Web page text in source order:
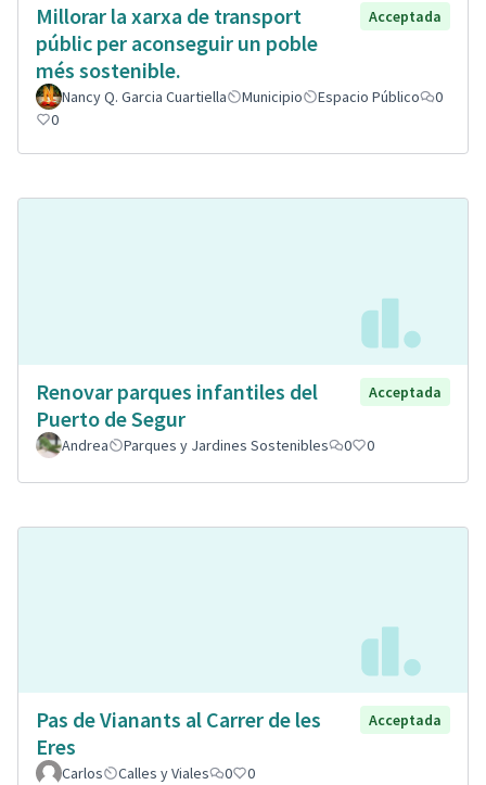
Millorar la xarxa de transport
públic per aconseguir un poble
més sostenible.
Acceptada
Nancy Q. Garcia Cuartiella Municipio Espacio Público
0
0
Renovar parques infantiles del
Puerto de Segur
Acceptada
Andrea Parques y Jardines Sostenibles 0 0
Pas de Vianants al Carrer de les
Eres
Acceptada
Carlos Calles y Viales 0 0